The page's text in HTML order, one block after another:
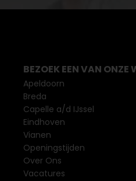
BEZOEK EEN VAN ONZE
Apeldoorn
Breda
Capelle a/d IJssel
Eindhoven
Vianen
Openingstijden
Over Ons
Vacatures